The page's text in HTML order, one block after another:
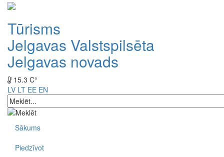
Tūrisms
Jelgavas Valstspilsēta
Jelgavas novads
15.3 C°
LV LT EE EN
Sākums
Piedzīvot